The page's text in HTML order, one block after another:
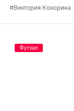
#Виктория Кокорина
Футзал